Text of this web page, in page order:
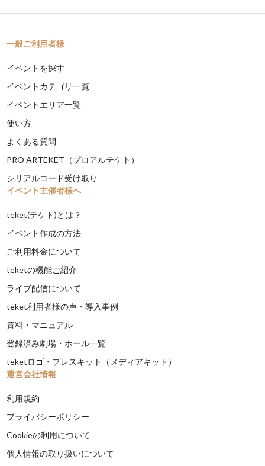
一般ご利用者様
イベントを探す
イベントカテゴリ一覧
イベントエリア一覧
使い方
よくある質問
PRO ARTEKET（プロアルテケト）
シリアルコード受け取り
イベント主催者様へ
teket(テケト)とは？
イベント作成の方法
ご利用料金について
teketの機能ご紹介
ライブ配信について
teket利用者様の声・導入事例
資料・マニュアル
登録済み劇場・ホール一覧
teketロゴ・プレスキット（メディアキット）
運営会社情報
利用規約
プライバシーポリシー
Cookieの利用について
個人情報の取り扱いについて